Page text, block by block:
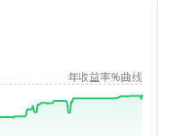
年收益率%曲线